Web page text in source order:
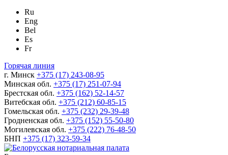
Ru
Eng
Bel
Es
Fr
Горячая линия
г. Минск +375 (17) 243-08-95
Минская обл. +375 (17) 251-07-94
Брестская обл. +375 (162) 52-14-57
Витебская обл. +375 (212) 60-85-15
Гомельская обл. +375 (232) 29-39-48
Гродненская обл. +375 (152) 55-50-80
Могилевская обл. +375 (222) 76-48-50
БНП +375 (17) 323-59-34